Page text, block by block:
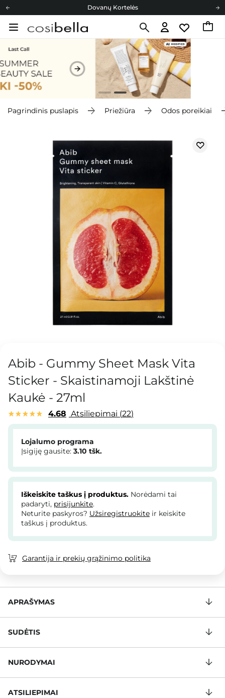
Dovanų Kortelės
Cosibella lojalumo programa
Dovanų Kortelės
Pagrindinis puslapis Priežiūra Odos poreikiai
Abib - Gummy Sheet Mask Vita
Sticker - Skaistinamoji Lakštinė
Kaukė - 27ml
4.68 Atsiliepimai 22
Lojalumo programa
Įsigiję gausite: 3.10 tšk.
Iškeiskite taškus į produktus. Norėdami tai
padaryti, prisijunkite.
Neturite paskyros? Užsiregistruokite ir keiskite
taškus į produktus.
Garantija ir prekių grąžinimo politika
APRAŠYMAS
SUDĖTIS
NURODYMAI
ATSILIEPIMAI